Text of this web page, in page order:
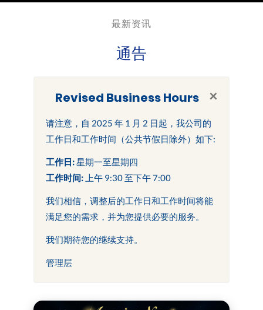
最新资讯
通告
×
Revised Business Hours
请注意，自 2025 年 1 月 2 日起，我公司的
工作日和工作时间（公共节假日除外）如下:
工作日:星期一至星期四
工作时间: 上午 9:30 至下午 7:00
我们相信，调整后的工作日和工作时间将能
满足您的需求，并为您提供必要的服务。
我们期待您的继续支持。
管理层